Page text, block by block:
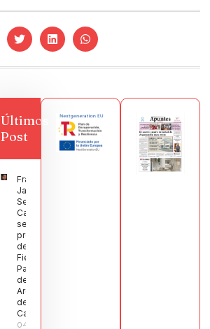
Últimos
Post
Francisco
Javier
Segura
Castellanos
será el
pregonero
de las
Fiestas
Patronales
de
Argamasilla
de
Calatrava
04/08/2026